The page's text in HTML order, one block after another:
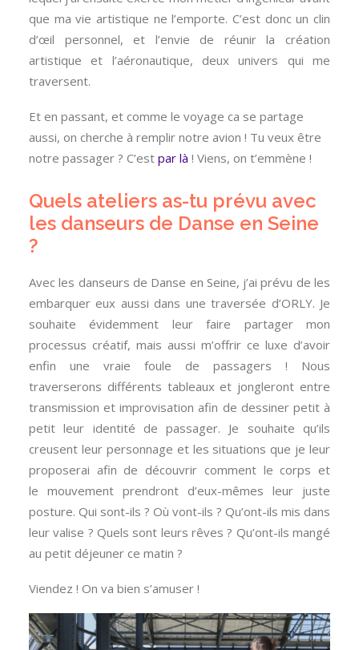
que ma vie artistique ne l’emporte. C’est donc un clin
d’œil personnel, et l’envie de réunir la création
artistique et l’aéronautique, deux univers qui me
traversent.
Et en passant, et comme le voyage ca se partage
aussi, on cherche à remplir notre avion ! Tu veux être
notre passager ? C’est par là ! Viens, on t’emmène !
Quels ateliers as-tu prévu avec
les danseurs de Danse en Seine
?
Avec les danseurs de Danse en Seine, j’ai prévu de les
embarquer eux aussi dans une traversée d’ORLY. Je
souhaite évidemment leur faire partager mon
processus créatif, mais aussi m’offrir ce luxe d’avoir
enfin une vraie foule de passagers ! Nous
traverserons différents tableaux et jongleront entre
transmission et improvisation afin de dessiner petit à
petit leur identité de passager. Je souhaite qu’ils
creusent leur personnage et les situations que je leur
proposerai afin de découvrir comment le corps et
le mouvement prendront d’eux-mêmes leur juste
posture. Qui sont-ils ? Où vont-ils ? Qu’ont-ils mis dans
leur valise ? Quels sont leurs rêves ? Qu’ont-ils mangé
au petit déjeuner ce matin ?
Viendez ! On va bien s’amuser !